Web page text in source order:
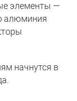
элементы —
алюминия
начнутся в